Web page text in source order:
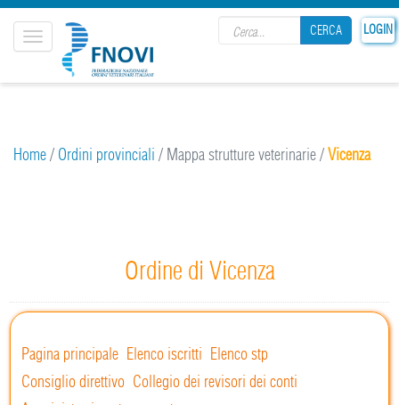
LOGIN
CERCA
Toggle
navigation
Home/ Ordini provinciali / Mappa strutture veterinarie/Vicenza
Ordine di Vicenza
Pagina principale Elenco iscritti Elenco stp
Consiglio direttivo Collegio dei revisori dei conti